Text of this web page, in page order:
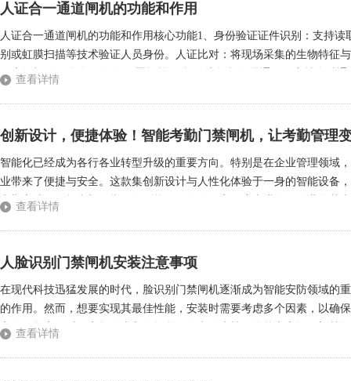
人证合一通道闸机的功能和作用
人证合一通道闸机的功能和作用核心功能1、身份验证证件识别：支持
别或虹膜扫描等技术验证人员身份。人证比对：将现场采集的生物特征
开启闸机(如三辊闸、摆闸、翼闸等)，拒绝未授权人员通行。支持多种
查看详情
创新设计，便捷体验！智能考勤门禁闸机，让考勤管理
智能化已经成为各行各业转型升级的重要方向。特别是在企业管理领域
业带来了便捷与安全。这款集创新设计与人性化体验于一身的智能设备
考勤方式，如打卡机、指纹识别等，虽然在一定程度上满足了企业的基
查看详情
人脸识别门禁闸机安装注意事项
在现代科技迅猛发展的时代，脸识别门禁闸机逐渐成为智能安防领域的
的作用。然而，想要实现其最佳性能，安装时需要考虑多个因素，以确
和使用频率。对于高频次出入的场所，如办公大楼、学校和商场，门禁
查看详情